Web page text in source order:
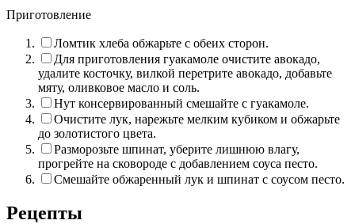
Приготовление
Ломтик хлеба обжарьте с обеих сторон.
Для приготовления гуакамоле очистите авокадо,
удалите косточку, вилкой перетрите авокадо, добавьте
мяту, оливковое масло и соль.
Нут консервированный смешайте с гуакамоле.
Очистите лук, нарежьте мелким кубиком и обжарьте
до золотистого цвета.
Разморозьте шпинат, уберите лишнюю влагу,
прогрейте на сковороде с добавлением соуса песто.
Смешайте обжаренный лук и шпинат с соусом песто.
Рецепты